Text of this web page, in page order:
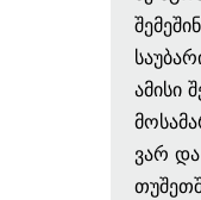
ამისი
ვარ